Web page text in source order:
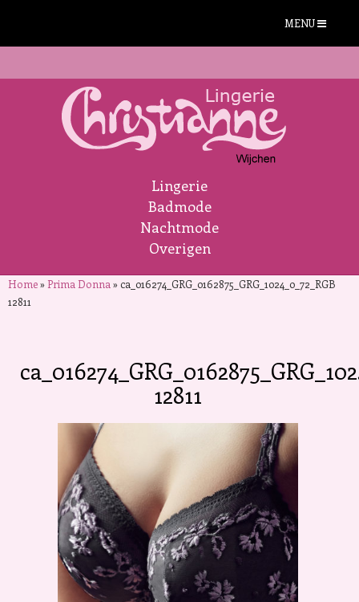
MENU
Lingerie
Badmode
Nachtmode
Overigen
Home»Prima Donna »ca_016274_GRG_0162875_GRG_1024_0_72_RGB
12811
12811